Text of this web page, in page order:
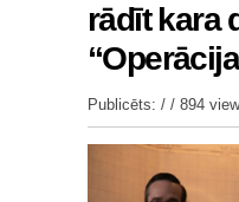
rādīt kara
Publicēts: / / 894